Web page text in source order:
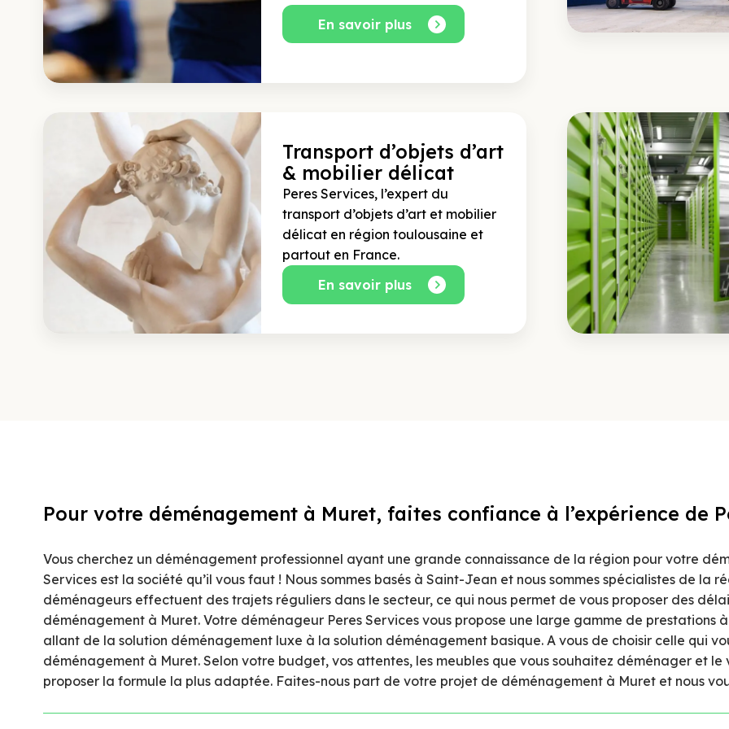
vous garantir.
Vous souhaitez
oùentreposer
plusieurs
mieux à votre
de stockageet
—
Particuliers ou
de
déménageur
votre
En savoir plus
Transport d’objets d’art
& mobilier délicat
Peres Services, l’expert du
transport d’objets d’art et mobilier
délicat en région toulousaine et
partout en France.
En savoir plus
Pour votre déménagement à Muret, faites confiance à l’expérience de
Vous cherchez un déménagement professionnel ayant une grande connaissance de la région pour votre
Services est la société qu’il vous faut ! Nous sommes basés à Saint-Jean et nous sommes spécialistes de la
déménageurs effectuent des trajets réguliers dans le secteur, ce qui nous permet de vous proposer des
déménagement à Muret. Votre déménageur Peres Services vous propose une large gamme de prestations
allant de la solution déménagement luxe à la solution déménagement basique. A vous de choisir celle qui
déménagement à Muret. Selon votre budget, vos attentes, les meubles que vous souhaitez déménager et le
proposer la formule la plus adaptée. Faites-nous part de votre projet de déménagement à Muret et nous